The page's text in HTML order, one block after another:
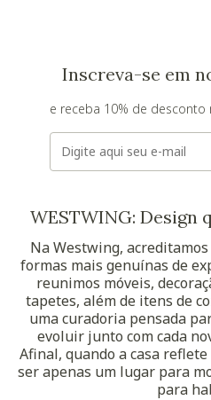
Inscreva-se em
e receba 10% de
E-mail
WESTWING: Design
Na Westwing,
formas mais genuínas de
reunimos móveis,
tapetes, além de itens de
uma curadoria pensada
evoluir junto com cada
Afinal, quando a casa
ser apenas um lugar para
para